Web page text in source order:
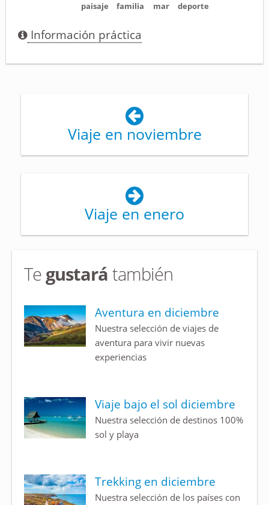
paisaje familia mar deporte
Información práctica
Viaje en noviembre
Viaje en enero
Te gustará también
Aventura en diciembre
Nuestra selección de viajes de
aventura para vivir nuevas
experiencias
Viaje bajo el sol diciembre
Nuestra selección de destinos 100%
sol y playa
Trekking en diciembre
Nuestra selección de los países con